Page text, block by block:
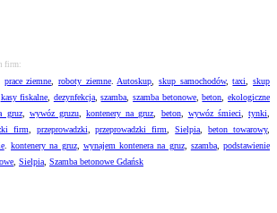
firm:
prace ziemne ,roboty ziemne. Autoskup ,skup samochodów,taxi ,skup
kasy fiskalne dezynfekcja,szamba ,szamba betonowe,beton ,ekologiczne
gruz, wywóz gruzu,kontenery na gruz beton, wywóz śmieci ,tynki
firm przeprowadzki ,przeprowadzki firm ,Sielpia ,beton towarowy,
. kontenery na gruz, wynajem kontenera na gruz, szamba, podstawienie
Sielpia Szamba betonowe Gdańsk